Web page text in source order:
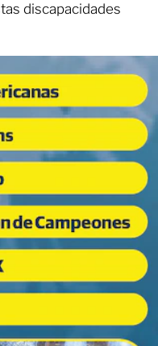
discapacidades